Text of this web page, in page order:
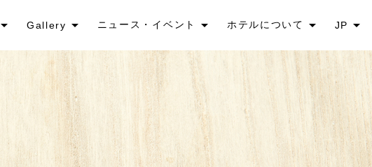
Gallery ニュース・イベント ホテルについて JP